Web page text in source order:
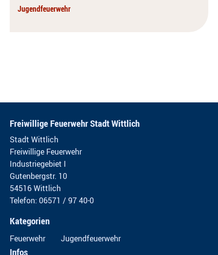
Jugendfeuerwehr
Freiwillige Feuerwehr Stadt Wittlich
Stadt Wittlich
Freiwillige Feuerwehr
Industriegebiet I
Gutenbergstr. 10
54516 Wittlich
Telefon: 06571 / 97 40-0
Kategorien
Feuerwehr Jugendfeuerwehr
Infos